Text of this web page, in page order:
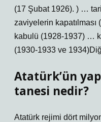
(17 Şubat 1926). ) …
zaviyelerin
kabulü (1928-1937) …
(1930-1933 ve
Atatürk’ün
tanesi nedir?
Atatürk rejimi dört